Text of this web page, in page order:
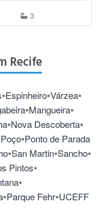
3
Recife
•Espinheiro•Várzea•
•Mangueira•
•Nova Descoberta•
Poço•Ponto de Parada
•San Martin•Sancho•
Pintos•
•
•Parque Fehr•UCEFF